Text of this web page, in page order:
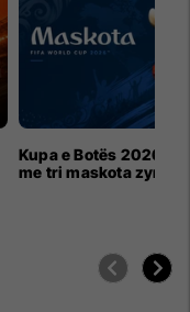
Kupa e Botës 2026
me tri maskota zyrtare